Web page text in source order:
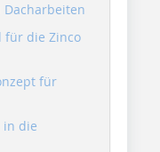
für die Zinco
für
in die